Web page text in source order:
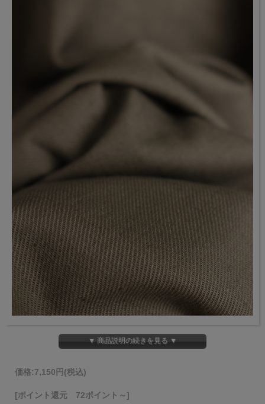
▼ 商品説明の続きを見る ▼
価格:7,150円 (税込)
[ポイント還元 72ポイント～]